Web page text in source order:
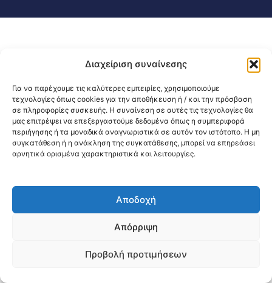
Διαχείριση συναίνεσης
Για να παρέχουμε τις καλύτερες εμπειρίες, χρησιμοποιούμε
τεχνολογίες όπως cookies για την αποθήκευση ή / και την πρόσβαση
σε πληροφορίες συσκευής. Η συναίνεση σε αυτές τις τεχνολογίες θα
μας επιτρέψει να επεξεργαστούμε δεδομένα όπως η συμπεριφορά
περιήγησης ή τα μοναδικά αναγνωριστικά σε αυτόν τον ιστότοπο. Η μη
συγκατάθεση ή η ανάκληση της συγκατάθεσης, μπορεί να επηρεάσει
αρνητικά ορισμένα χαρακτηριστικά και λειτουργίες.
Αποδοχή
Απόρριψη
Προβολή προτιμήσεων